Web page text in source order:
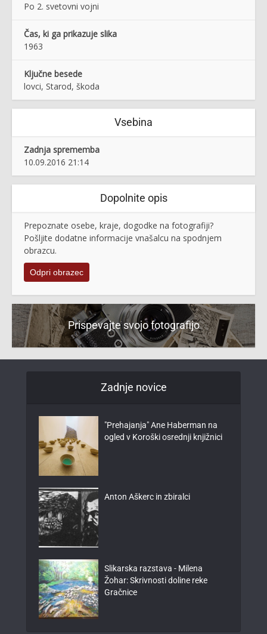
Po 2. svetovni vojni
Čas, ki ga prikazuje slika
1963
Ključne besede
lovci, Starod, škoda
Vsebina
Zadnja sprememba
10.09.2016 21:14
Dopolnite opis
Prepoznate osebe, kraje, dogodke na fotografiji?
Pošljite dodatne informacije vnašalcu na spodnjem
obrazcu.
Odpri obrazec
Prispevajte svojo fotografijo
Zadnje novice
"Prehajanja" Ane Haberman na
ogled v Koroški osrednji knjižnici
Anton Aškerc in zbiralci
Slikarska razstava - Milena
Žohar: Skrivnosti doline reke
Gračnice